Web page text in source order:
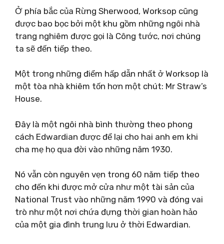
Ở phía bắc của Rừng Sherwood, Worksop cũng
được bao bọc bởi một khu gồm những ngôi nhà
trang nghiêm được gọi là Công tước, nơi chúng
ta sẽ đến tiếp theo.
Một trong những điểm hấp dẫn nhất ở Worksop là
một tòa nhà khiêm tốn hơn một chút: Mr Straw’s
House.
Đây là một ngôi nhà bình thường theo phong
cách Edwardian được để lại cho hai anh em khi
cha mẹ họ qua đời vào những năm 1930.
Nó vẫn còn nguyên vẹn trong 60 năm tiếp theo
cho đến khi được mở cửa như một tài sản của
National Trust vào những năm 1990 và đóng vai
trò như một nơi chứa đựng thời gian hoàn hảo
của một gia đình trung lưu ở thời Edwardian.